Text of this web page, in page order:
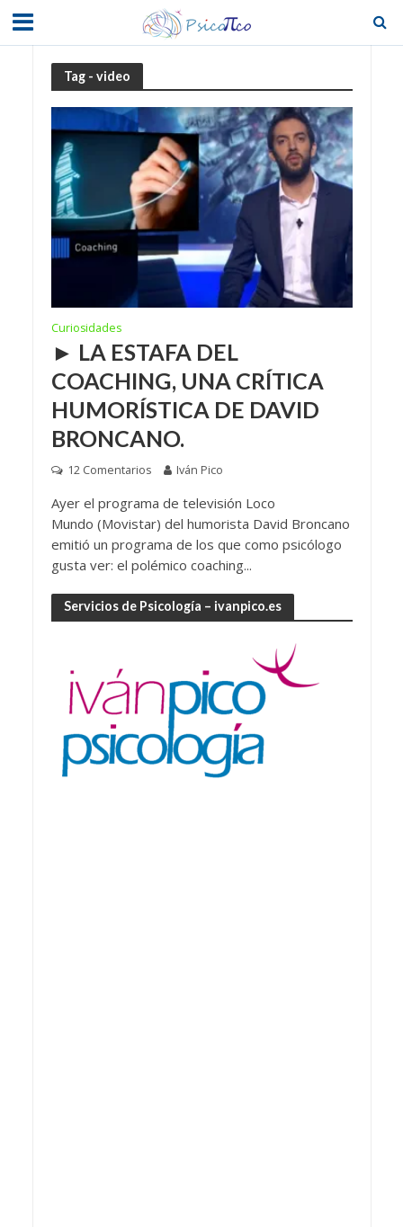
Tag - video
Curiosidades
► LA ESTAFA DEL
COACHING, UNA CRÍTICA
HUMORÍSTICA DE DAVID
BRONCANO.
12 Comentarios Iván Pico
Ayer el programa de televisión Loco
Mundo (Movistar) del humorista David Broncano
emitió un programa de los que como psicólogo
gusta ver: el polémico coaching...
Servicios de Psicología – ivanpico.es